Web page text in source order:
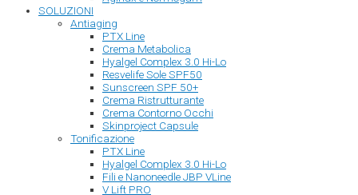
SOLUZIONI
Antiaging
PTX Line
Crema Metabolica
Hyalgel Complex 3.0 Hi-Lo
Resvelife Sole SPF50
Sunscreen SPF 50+
Crema Ristrutturante
Crema Contorno Occhi
Skinproject Capsule
Tonificazione
PTX Line
Hyalgel Complex 3.0 Hi-Lo
Fili e Nanoneedle JBP VLine
V Lift PRO